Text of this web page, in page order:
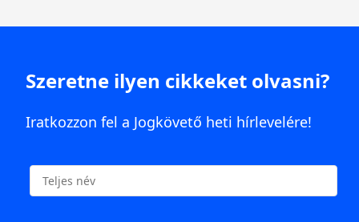
Szeretne ilyen cikkeket olvasni?
Iratkozzon fel a Jogkövető heti hírlevelére!